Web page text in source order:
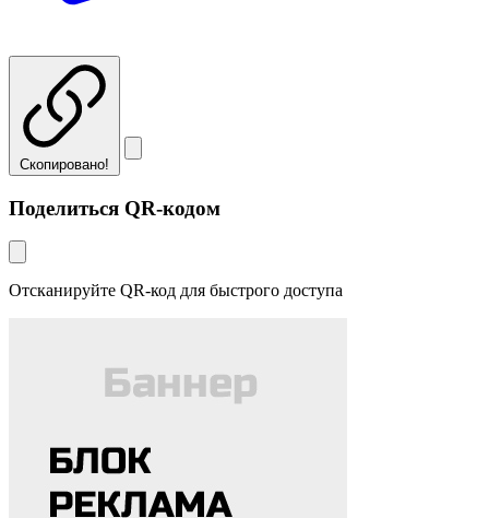
Скопировано!
Поделиться QR-кодом
Отсканируйте QR-код для быстрого доступа